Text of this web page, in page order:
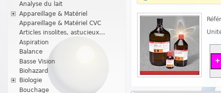
Analyse du lait
Appareillage & Matériel
Appareillage & Matériel CVC
Articles insolites, astucieux...
Aspiration
Balance
Basse Vision
Biohazard
Biologie
Bouchage